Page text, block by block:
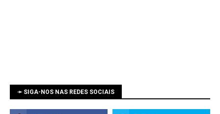
➛ SIGA-NOS NAS REDES SOCIAIS